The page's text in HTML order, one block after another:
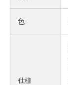
色
仕様